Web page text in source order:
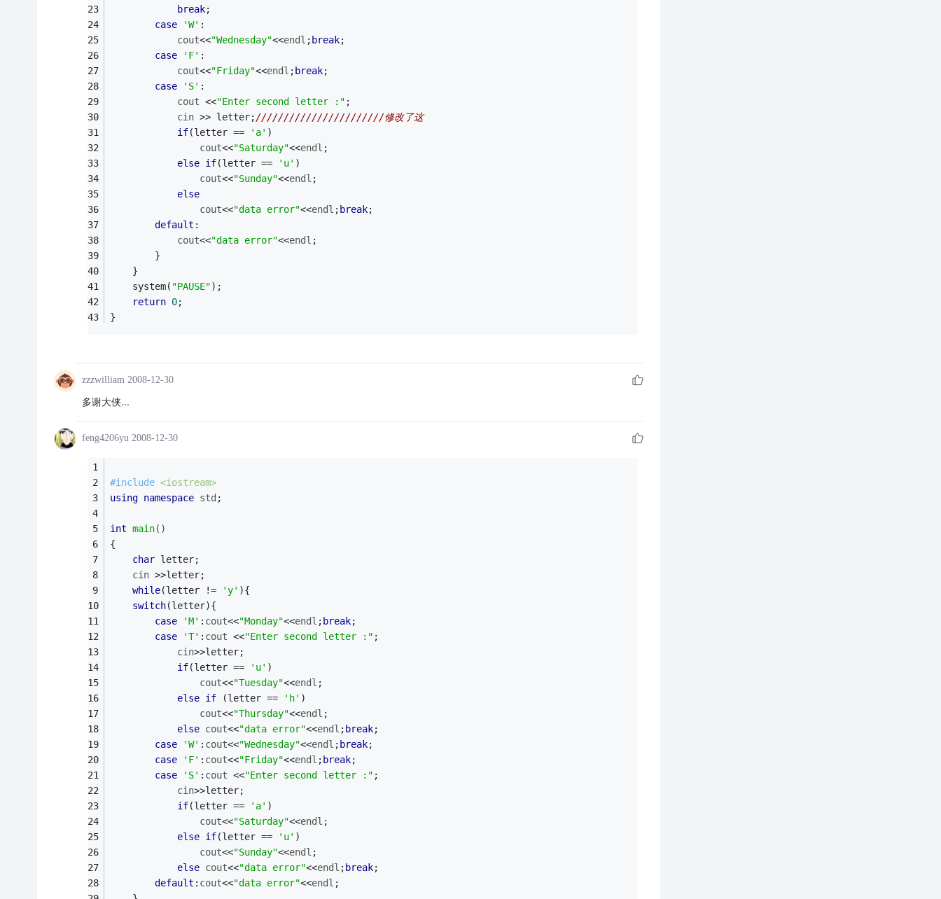
break;
case
'W' :
cout<<"Wednesday"<<endl ; break;
case
'F' :
cout<<"Friday"<<endl ; break;
case
'S' :
cout <<"Enter second letter :" ;
cin >> letter;///////////////////////修改了这
if(letter == 'a' )
cout<<"Saturday"<<endl ;
else if(letter == 'u' )
cout<<"Sunday"<<endl ;
else
cout<<"data error"<<endl ; break;
default :
cout<<"data error"<<endl ;
		}
	}
	system(
"PAUSE");
return 0;
}
zzzwilliam 2008-12-30
多谢大侠...
feng4206yu 2008-12-30
#include <iostream>
using namespace std ;
int main()
{
char letter;
cin >>letter;
while(letter != 'y' ){
switch(letter){
case
'M' : cout<<"Monday"<<endl ; break;
case
'T' : cout <<"Enter second letter :" ;
cin>>letter;
if(letter == 'u' )
cout<<"Tuesday"<<endl ;
else if (letter == 'h' )
cout<<"Thursday"<<endl ;
else cout<<"data error"<<endl ; break;
case
'W' : cout<<"Wednesday"<<endl ; break;
case
'F' : cout<<"Friday"<<endl ; break;
case
'S' : cout <<"Enter second letter :" ;
cin>>letter;
if(letter == 'a' )
cout<<"Saturday"<<endl ;
else if(letter == 'u' )
cout<<"Sunday"<<endl ;
else cout<<"data error"<<endl ; break;
default : cout<<"data error"<<endl ;